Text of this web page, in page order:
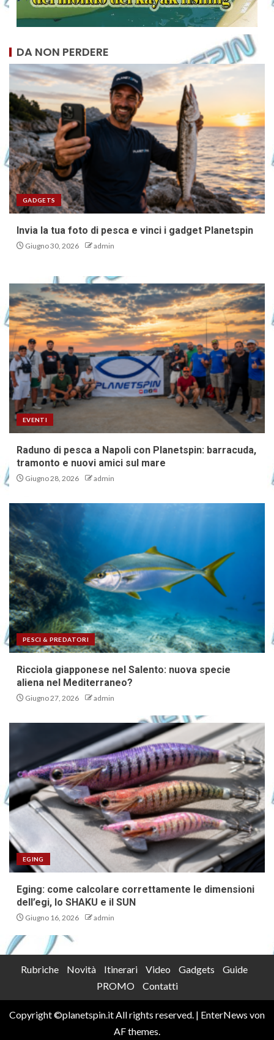
DA NON PERDERE
GADGETS
Invia la tua foto di pesca e vinci i gadget Planetspin
Giugno 30, 2026 admin
EVENTI
Raduno di pesca a Napoli con Planetspin: barracuda,
tramonto e nuovi amici sul mare
Giugno 28, 2026 admin
PESCI & PREDATORI
Ricciola giapponese nel Salento: nuova specie
aliena nel Mediterraneo?
Giugno 27, 2026 admin
EGING
Eging: come calcolare correttamente le dimensioni
dell’egi, lo SHAKU e il SUN
Giugno 16, 2026 admin
Rubriche Novità Itinerari Video Gadgets
Guide
PROMO
Contatti
Copyright ©planetspin.it All rights reserved. | EnterNews von
AF themes.